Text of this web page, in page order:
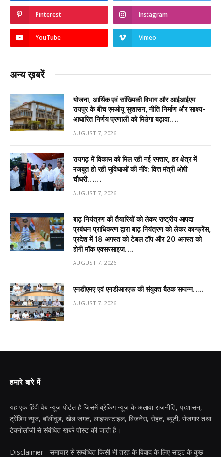
Pinterest Instagram
YouTube Vimeo
अन्य ख़बरें
योजना, आर्थिक एवं सांख्यिकी विभाग और आईआईएम
रायपुर के बीच एमओयू सुशासन, नीति निर्माण और साक्ष्य-
आधारित निर्णय प्रणाली को मिलेगा बढ़ावा….
AUGUST 7, 2026
रायगढ़ में विकास को मिल रही नई रफ्तार, हर क्षेत्र में
मजबूत हो रही सुविधाओं की नींव: वित्त मंत्री ओपी
चौधरी……
AUGUST 7, 2026
बाढ़ नियंत्रण की तैयारियों को लेकर राष्ट्रीय आपदा
प्रबंधन प्राधिकरण द्वारा बाढ़ नियंत्रण को लेकर कान्फ्रेंस,
प्रदेश में 18 अगस्त को टेबल टॉप और 20 अगस्त को
होगी मॉक एक्सरसाइज….
AUGUST 7, 2026
एनडीएमए एवं एनडीआरएफ की संयुक्त बैठक सम्पन्न…..
AUGUST 7, 2026
हमारे बारे में
यह एक हिंदी वेब न्यूज़ पोर्टल है जिसमें ब्रेकिंग न्यूज़ के अलावा राजनीति, प्रशासन,
ट्रेंडिंग न्यूज, बॉलीवुड, खेल जगत, लाइफस्टाइल, बिजनेस, सेहत, ब्यूटी, रोजगार तथा
टेक्नोलॉजी से संबंधित खबरें पोस्ट की जाती है।
Disclaimer - समाचार से सम्बंधित किसी भी तरह के विवाद के लिए साइट के कुछ